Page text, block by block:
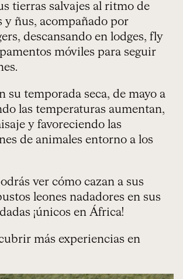
tierras salvajes al ritmo de
y ñus, acompañado por
descansando en lodges, fly
móviles para seguir
su temporada seca, de mayo a
las temperaturas aumentan,
y favoreciendo las
de animales entorno a los
ver cómo cazan a sus
leones nadadores en sus
¡únicos en África!
más experiencias en